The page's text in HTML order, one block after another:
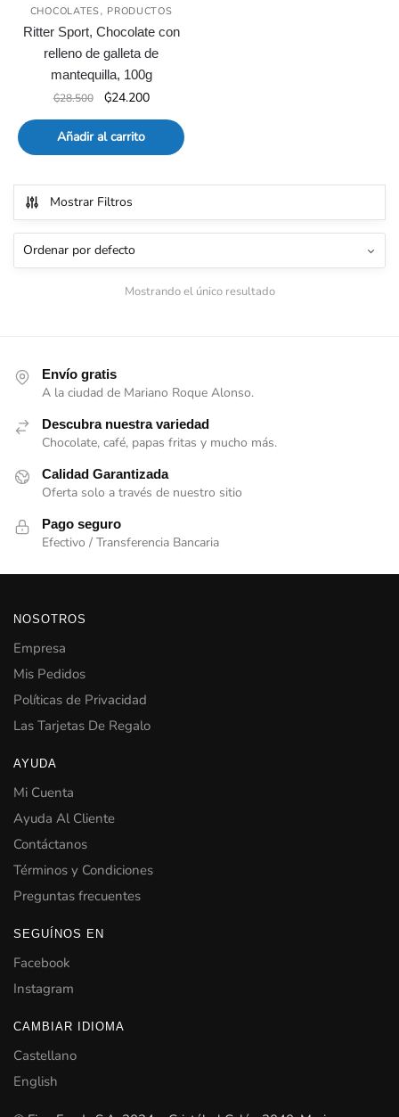
CHOCOLATES, PRODUCTOS
Ritter Sport, Chocolate con
relleno de galleta de
mantequilla, 100g
₲28.500
El
precio
original
era:
₲24.200El
precio
es:
Añadir al carrito
Mostrar Filtros
Mostrando el único resultado
Envío gratis
A la ciudad de Mariano Roque Alonso.
Descubra nuestra variedad
Chocolate, café, papas fritas y mucho más.
Calidad Garantizada
Oferta solo a través de nuestro sitio
Pago seguro
Efectivo / Transferencia Bancaria
NOSOTROS
Empresa
Mis Pedidos
Políticas de Privacidad
Las Tarjetas De Regalo
AYUDA
Mi Cuenta
Ayuda Al Cliente
Contáctanos
Términos y Condiciones
Preguntas frecuentes
SEGUÍNOS EN
Facebook
Instagram
CAMBIAR IDIOMA
Castellano
English